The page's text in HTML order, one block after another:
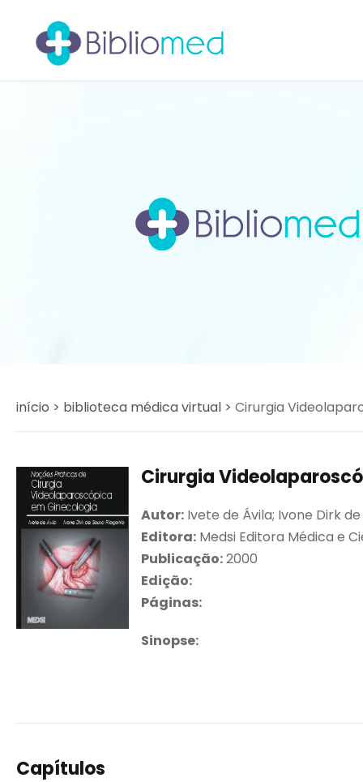
início > biblioteca médica virtual > Cirurgia
Cirurgia
Autor: Ivete de Ávila; Ivone Dirk
Editora: Medsi Editora Médica e
Publicação:2000
Edição:
Páginas:
Sinopse:
Capítulos